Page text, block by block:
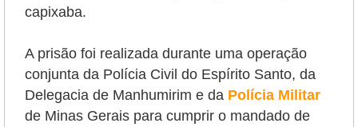
capixaba.
A prisão foi realizada durante uma operação
conjunta da Polícia Civil do Espírito Santo, da
Delegacia de Manhumirim e da Polícia Militar
de Minas Gerais para cumprir o mandado de